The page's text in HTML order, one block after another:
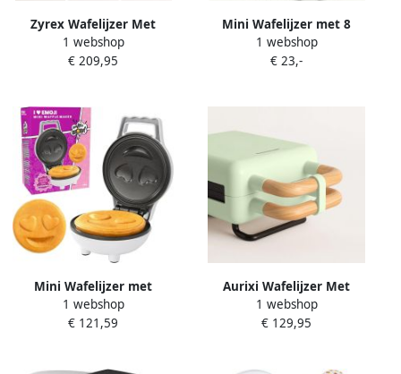
Zyrex Wafelijzer Met
Verwisselbare Platen
Wafelijzer Tefal Wafelijzer
1 webshop
€ 209,95
Mini Wafelijzer met 8
Dinosaurus Motieven voor
Kinderen Compact en
1 webshop
€ 23,-
Mini Wafelijzer met
Hartjesogen en Smiley voor
Kinderontbijt
1 webshop
€ 121,59
Aurixi Wafelijzer Met
Verwisselbare Platen
Wafelijzer Tefal Wafelijzer
1 webshop
€ 129,95